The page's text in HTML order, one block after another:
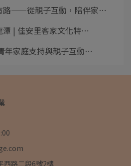
路——從親子互動，陪伴家⋯
潭 | 佳安里客家文化特⋯
年家庭支持與親子互動⋯
西路二段6號2樓